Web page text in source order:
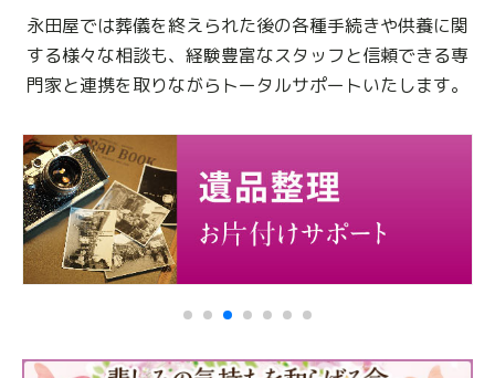
永田屋では葬儀を終えられた後の各種手続きや供養に関
する様々な相談も、 経験豊富なスタッフと信頼できる専
門家と連携を取りながらトータルサポートいたします。